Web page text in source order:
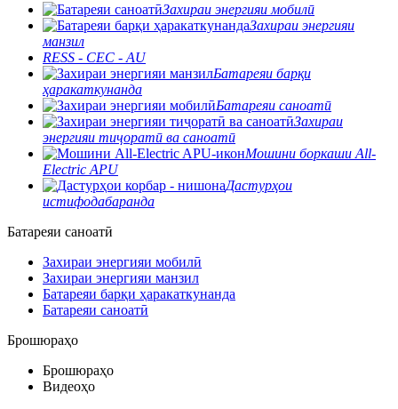
Захираи энергияи мобилӣ
Захираи энергияи
манзил
RESS - CEC - AU
Батареяи барқи
ҳаракаткунанда
Батареяи саноатӣ
Захираи
энергияи тиҷоратӣ ва саноатӣ
Мошини боркаши All-
Electric APU
Дастурҳои
истифодабаранда
Батареяи саноатӣ
Захираи энергияи мобилӣ
Захираи энергияи манзил
Батареяи барқи ҳаракаткунанда
Батареяи саноатӣ
Брошюраҳо
Брошюраҳо
Видеоҳо